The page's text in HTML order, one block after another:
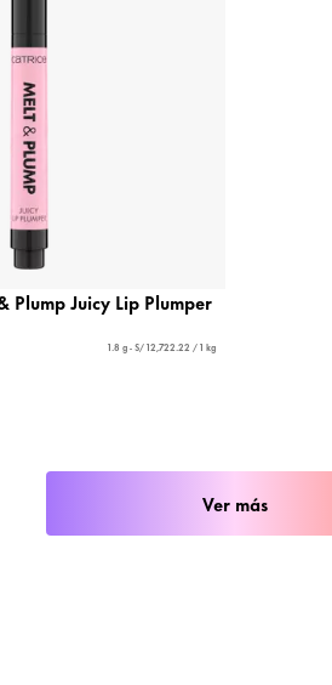
Juicy Lip Plumper
1.8 g - S/ 12,722.22 / 1 kg
Ver más